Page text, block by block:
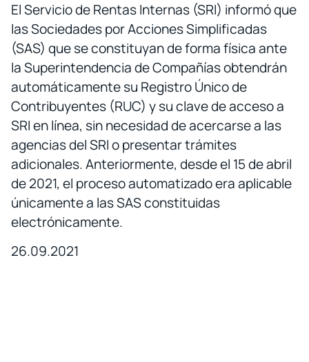
El Servicio de Rentas Internas (SRI) informó que
las Sociedades por Acciones Simplificadas
(SAS) que se constituyan de forma física ante
la Superintendencia de Compañías obtendrán
automáticamente su Registro Único de
Contribuyentes (RUC) y su clave de acceso a
SRI en línea, sin necesidad de acercarse a las
agencias del SRI o presentar trámites
adicionales. Anteriormente, desde el 15 de abril
de 2021, el proceso automatizado era aplicable
únicamente a las SAS constituidas
electrónicamente.
26.09.2021